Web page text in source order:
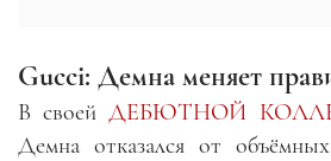
Gucci: Демна меняет
В своейДЕБЮТНОЙ
Демна отказался от